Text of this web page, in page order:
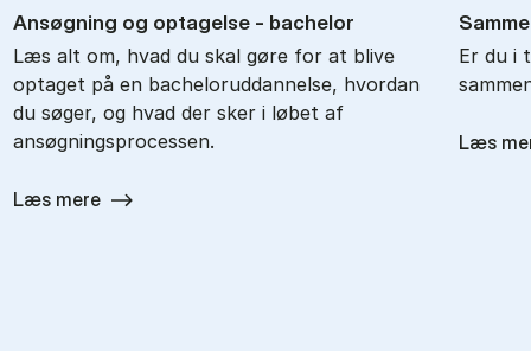
An­søg­ning og op­ta­gel­se - ba­chel­or
Læs alt om, hvad du skal gøre for at blive
optaget på en bacheloruddannelse, hvordan
du søger, og hvad der sker i løbet af
ansøgningsprocessen.
Læs mere
Er du i
Læs